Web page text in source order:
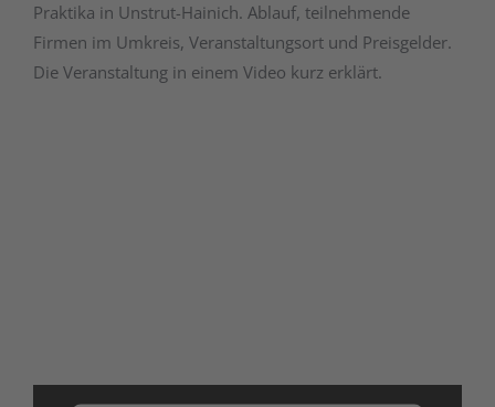
Praktika in Unstrut-Hainich. Ablauf, teilnehmende
Firmen im Umkreis, Veranstaltungsort und Preisgelder.
Die Veranstaltung in einem Video kurz erklärt.